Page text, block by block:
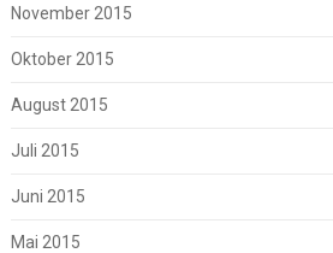
November 2015
Oktober 2015
August 2015
Juli 2015
Juni 2015
Mai 2015